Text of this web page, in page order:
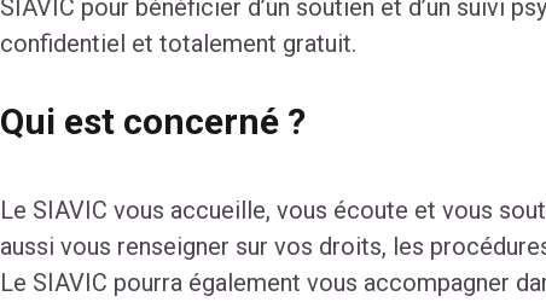
SIAVIC pour bénéficier d’un soutien et d’un suivi
confidentiel et totalement gratuit.
Qui est concerné ?
Le SIAVIC vous accueille, vous écoute et vous
aussi vous renseigner sur vos droits, les
Le SIAVIC pourra également vous accompagner